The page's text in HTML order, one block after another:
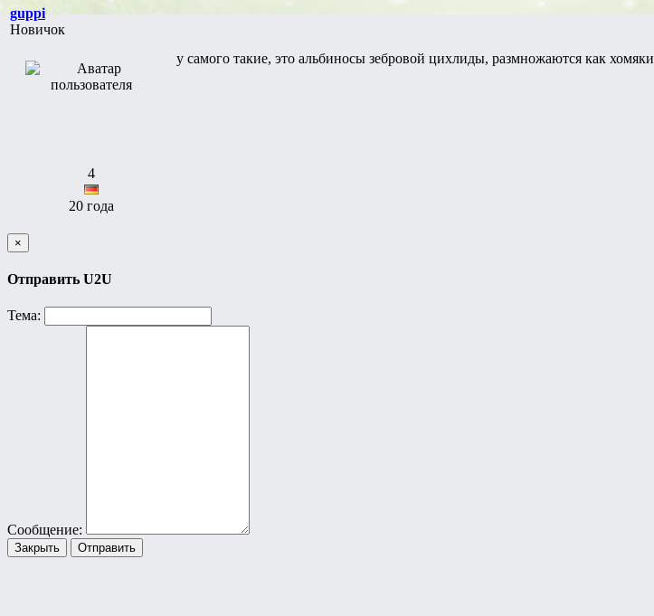
guppi
Новичок
4
20 года
у самого такие, это альбиносы зебровой цихлиды, размножаются как хомяки
×
Отправить U2U
Тема:
Сообщение:
Закрыть Отправить